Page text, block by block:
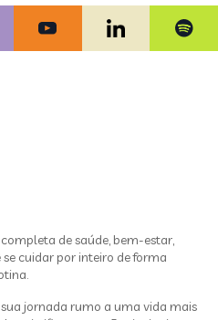
de saúde, bem-estar,
cuidar por inteiro de forma
jornada rumo a uma vida mais